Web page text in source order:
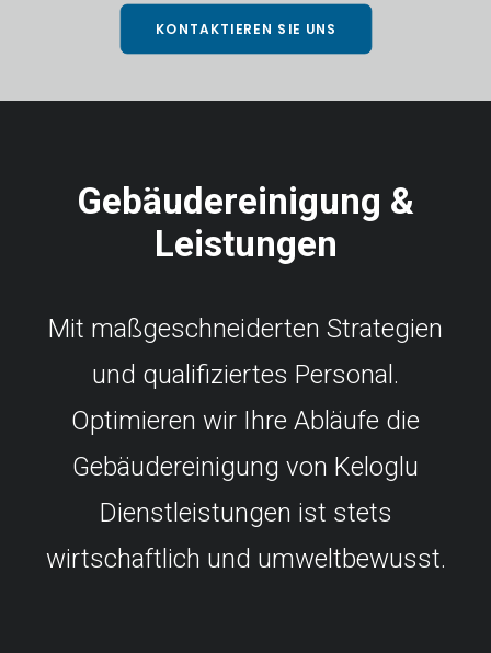
KONTAKTIEREN SIE UNS
Gebäudereinigung &
Leistungen
Mit maßgeschneiderten Strategien
und qualifiziertes Personal.
Optimieren wir Ihre Abläufe die
Gebäudereinigung von Keloglu
Dienstleistungen ist stets
wirtschaftlich und umweltbewusst.